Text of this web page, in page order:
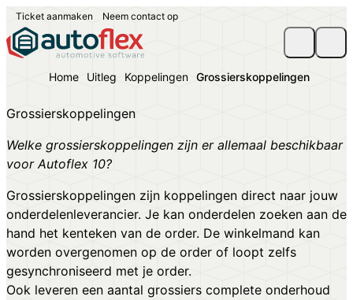
Ticket aanmaken Neem contact op
Home Uitleg Koppelingen Grossierskoppelingen
Grossierskoppelingen
Welke grossierskoppelingen zijn er allemaal beschikbaar
voor Autoflex 10?
Grossierskoppelingen zijn koppelingen direct naar jouw
onderdelenleverancier. Je kan onderdelen zoeken aan de
hand het kenteken van de order. De winkelmand kan
worden overgenomen op de order of loopt zelfs
gesynchroniseerd met je order.
Ook leveren een aantal grossiers complete onderhoud